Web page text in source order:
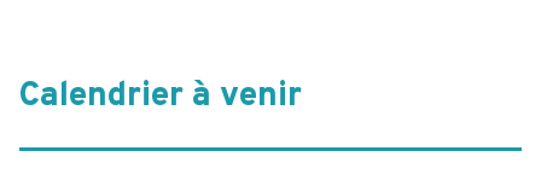
Calendrier à venir